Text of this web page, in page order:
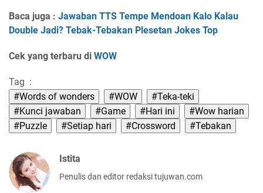
Baca juga : Jawaban TTS Tempe Mendoan Kalo Kalau
Double Jadi? Tebak-Tebakan Plesetan Jokes Top
Cek yang terbaru di WOW
Tag :
#Words of wonders
#WOW
#Teka-teki
#Kunci jawaban
#Game #Hari ini
#Wow harian
#Puzzle
#Setiap hari #Crossword #Tebakan
Istita
Penulis dan editor redaksi tujuwan.com